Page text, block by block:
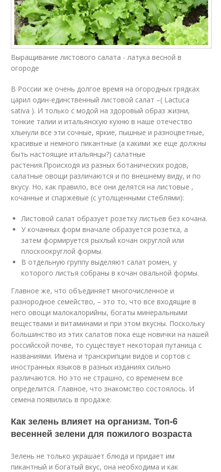
Выращивание листового салата - латука весной в
огороде
В России же очень долгое время на огородных грядках
царил один-единственный листовой салат –( Lactuca
sativa ). И только с модой на здоровый образ жизни,
тонкие талии и итальянскую кухню в наше отечество
хлынули все эти сочные, яркие, пышные и разноцветные,
красивые и немного пикантные (а какими же еще должны
быть настоящие итальянцы?) салатные
растения.Происходя из разных ботанических родов,
салатные овощи различаются и по внешнему виду, и по
вкусу. Но, как правило, все они делятся на листовые ,
кочанные и спаржевые (с утолщенными стеблями):
Листовой салат образует розетку листьев без кочана.
У кочанных форм вначале образуется розетка, а
затем формируется рыхлый кочан округлой или
плоскоокруглой формы.
В отдельную группу выделяют салат ромен, у
которого листья собраны в кочан овальной формы.
Главное же, что объединяет многочисленное и
разнородное семейство, – это то, что все входящие в
него овощи малокалорийны, богаты минеральными
веществами и витаминами и при этом вкусны. Поскольку
большинство из этих салатов пока еще новички на нашей
российской почве, то существует некоторая путаница с
названиями. Имена и транскрипции видов и сортов с
иностранных языков в разных изданиях сильно
различаются. Но это не страшно, со временем все
определится. Главное, что знакомство состоялось. И
семена появились в продаже.
Как зелень влияет на организм. Топ-6
весенней зелени для пожилого возраста
Зелень не только украшает блюда и придает им
пикантный и богатый вкус, она необходима и как